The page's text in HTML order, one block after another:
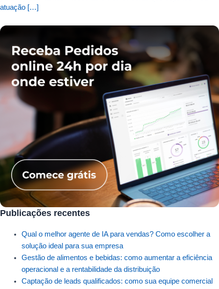
atuação […]
Publicações recentes
Qual o melhor agente de IA para vendas? Como escolher a
solução ideal para sua empresa
Gestão de alimentos e bebidas: como aumentar a eficiência
operacional e a rentabilidade da distribuição
Captação de leads qualificados: como sua equipe comercial